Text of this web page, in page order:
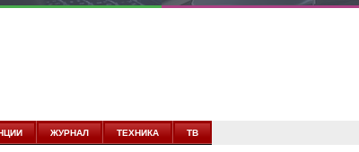
ЖУРНАЛ ТЕХНИКА ТВ